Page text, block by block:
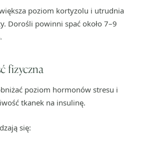
poziom kortyzolu i utrudnia
Dorośli powinni spać około 7–9
fizyczna
poziom hormonów stresu i
tkanek na insulinę.
się: